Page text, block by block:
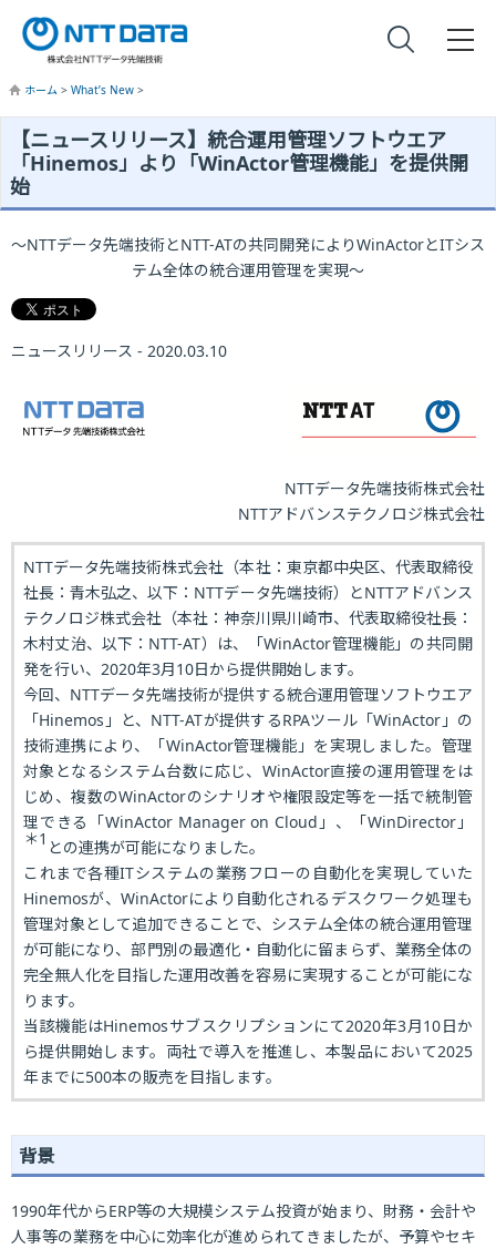
ホーム > What’s New >
【ニュースリリース】統合運用管理ソフトウエア
「Hinemos」より「WinActor管理機能」を提供開
始
～NTTデータ先端技術とNTT-ATの共同開発によりWinActorとITシス
テム全体の統合運用管理を実現～
ニュースリリース - 2020.03.10
NTTデータ先端技術株式会社
NTTアドバンステクノロジ株式会社
NTTデータ先端技術株式会社（本社：東京都中央区、代表取締役
社長：青木弘之、以下：NTTデータ先端技術）とNTTアドバンス
テクノロジ株式会社（本社：神奈川県川崎市、代表取締役社長：
木村丈治、以下：NTT-AT）は、「WinActor管理機能」の共同開
発を行い、2020年3月10日から提供開始します。
今回、NTTデータ先端技術が提供する統合運用管理ソフトウエア
「Hinemos」と、NTT-ATが提供するRPAツール「WinActor」の
技術連携により、「WinActor管理機能」を実現しました。管理
対象となるシステム台数に応じ、WinActor直接の運用管理をは
じめ、複数のWinActorのシナリオや権限設定等を一括で統制管
理できる「WinActor Manager on Cloud」、「WinDirector」
＊1 との連携が可能になりました。
これまで各種ITシステムの業務フローの自動化を実現していた
Hinemosが、WinActorにより自動化されるデスクワーク処理も
管理対象として追加できることで、システム全体の統合運用管理
が可能になり、部門別の最適化・自動化に留まらず、業務全体の
完全無人化を目指した運用改善を容易に実現することが可能にな
ります。
当該機能はHinemosサブスクリプションにて2020年3月10日か
ら提供開始します。両社で導入を推進し、本製品において2025
年までに500本の販売を目指します。
背景
1990年代からERP等の大規模システム投資が始まり、財務・会計や
人事等の業務を中心に効率化が進められてきましたが、予算やセキ